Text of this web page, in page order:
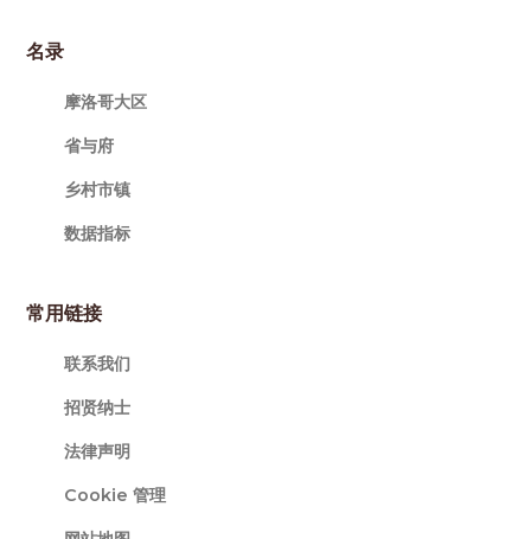
名录
摩洛哥大区
省与府
乡村市镇
数据指标
常用链接
联系我们
招贤纳士
法律声明
Cookie 管理